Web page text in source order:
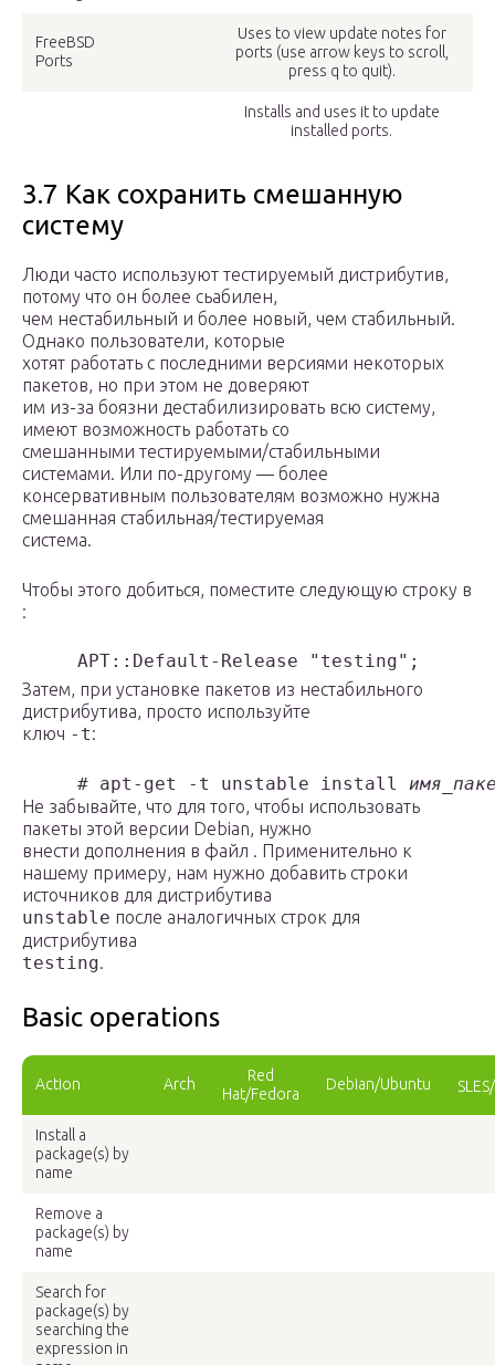
FreeBSD
Ports
Uses to view update notes for
ports (use arrow keys to scroll,
press q to quit).
Installs and uses it to update
installed ports.
3.7 Как сохранить смешанную
систему
Люди часто используют тестируемый дистрибутив,
потому что он более сьабилен,
чем нестабильный и более новый, чем стабильный.
Однако пользователи, которые
хотят работать с последними версиями некоторых
пакетов, но при этом не доверяют
им из-за боязни дестабилизировать всю систему,
имеют возможность работать со
смешанными тестируемыми/стабильными
системами. Или по-другому — более
консервативным пользователям возможно нужна
смешанная стабильная/тестируемая
система.
Чтобы этого добиться, поместите следующую строку в
:
Затем, при установке пакетов из нестабильного
дистрибутива, просто используйте
ключ -t:
     # apt-get -t unstable install
Не забывайте, что для того, чтобы использовать
пакеты этой версии Debian, нужно
внести дополнения в файл . Применительно к
нашему примеру, нам нужно добавить строки
источников для дистрибутива
unstable после аналогичных строк для
дистрибутива
testing.
Basic operations
Action Arch
Red
Hat/Fedora
Debian/Ubuntu SLES/
Install a
package(s) by
name
Remove a
package(s) by
name
Search for
package(s) by
searching the
expression in